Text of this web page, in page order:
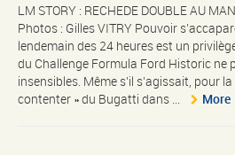
LM STORY : RECHEDE DOUBLE AU
Photos : Gilles VITRY Pouvoir
lendemain des 24 heures est un
du Challenge Formula Ford Historic ne
insensibles. Même s’il s’agissait, pour
contenter » du Bugatti dans ...
More